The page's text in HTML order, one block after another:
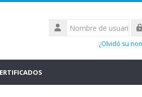
Nombre
de
¿Olvidó su